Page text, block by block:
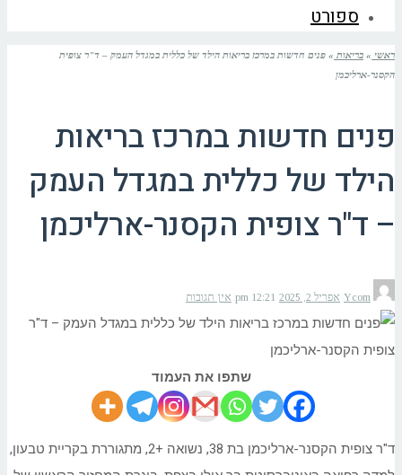
ספורט
ראשי » בריאות » פנים חדשות במרכז בריאות הילד של כללית במגדל העמק – ד"ר צופית
הקסנר-ארליכמן
פנים חדשות במרכז בריאות
הילד של כללית במגדל העמק
– ד"ר צופית הקסנר-ארליכמן
Ycom אפריל 2, 2025 12:21 pm אין תגובות
שתפו את העמוד
ד"ר צופית הקסנר-ארליכמן בת 38, נשואה +2, מתגוררת בקריית טבעון,